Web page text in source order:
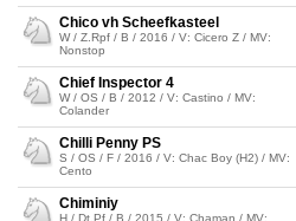
Chico vh Scheefkasteel
W / Z.Rpf / B / 2016 / V: Cicero Z / MV:
Nonstop
Chief Inspector 4
W / OS / B / 2012 / V: Castino / MV:
Colander
Chilli Penny PS
S / OS / F / 2016 / V: Chac Boy (H2) / MV:
Cento
Chiminiy
H / Dt.Pf / B / 2015 / V: Chaman / MV: